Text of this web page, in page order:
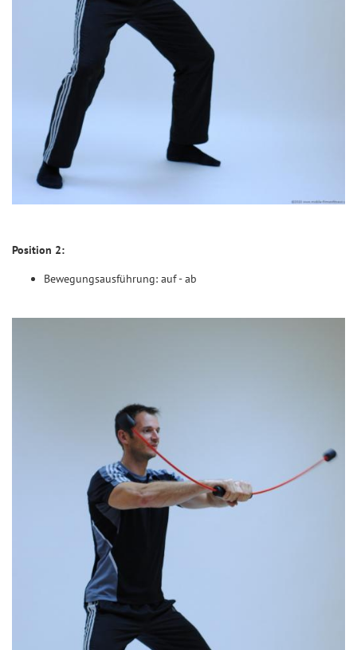
Position 2:
Bewegungsausführung: auf - ab